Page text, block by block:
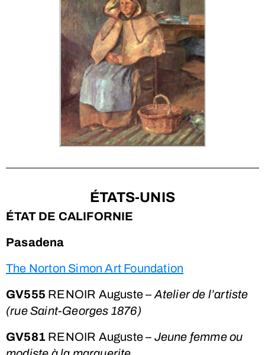
ÉTATS-UNIS
ÉTAT DE CALIFORNIE
Pasadena
The Norton Simon Art Foundation
GV555 RENOIR Auguste – Atelier de l’artiste
(rue Saint-Georges 1876)
GV581 RENOIR Auguste – Jeune femme ou